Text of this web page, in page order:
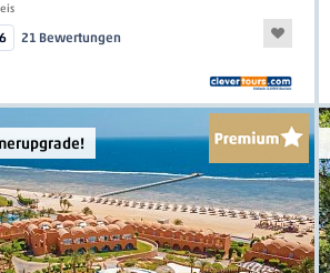
21 Bewertungen